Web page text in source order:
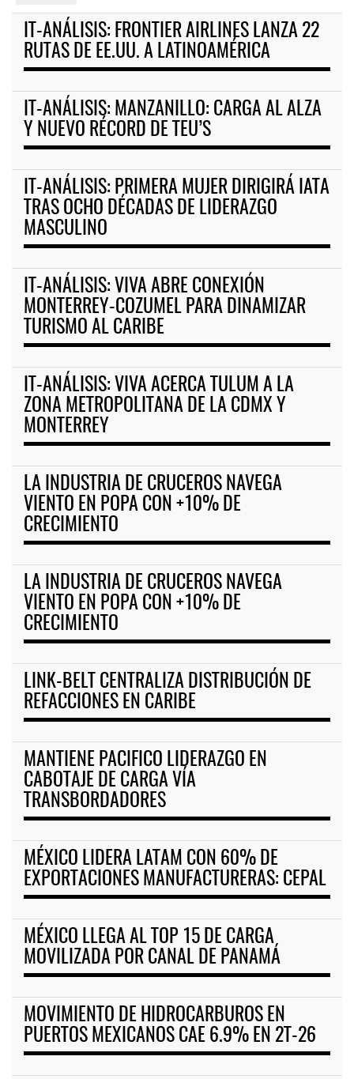
IT-ANÁLISIS: FRONTIER AIRLINES LANZA 22
RUTAS DE EE.UU. A LATINOAMÉRICA
IT-ANÁLISIS: MANZANILLO: CARGA AL ALZA
Y NUEVO RÉCORD DE TEU’S
IT-ANÁLISIS: PRIMERA MUJER DIRIGIRÁ IATA
TRAS OCHO DÉCADAS DE LIDERAZGO
MASCULINO
IT-ANÁLISIS: VIVA ABRE CONEXIÓN
MONTERREY-COZUMEL PARA DINAMIZAR
TURISMO AL CARIBE
IT-ANÁLISIS: VIVA ACERCA TULUM A LA
ZONA METROPOLITANA DE LA CDMX Y
MONTERREY
LA INDUSTRIA DE CRUCEROS NAVEGA
VIENTO EN POPA CON +10% DE
CRECIMIENTO
LA INDUSTRIA DE CRUCEROS NAVEGA
VIENTO EN POPA CON +10% DE
CRECIMIENTO
LINK-BELT CENTRALIZA DISTRIBUCIÓN DE
REFACCIONES EN CARIBE
MANTIENE PACIFICO LIDERAZGO EN
CABOTAJE DE CARGA VÍA
TRANSBORDADORES
MÉXICO LIDERA LATAM CON 60% DE
EXPORTACIONES MANUFACTURERAS: CEPAL
MÉXICO LLEGA AL TOP 15 DE CARGA
MOVILIZADA POR CANAL DE PANAMÁ
MOVIMIENTO DE HIDROCARBUROS EN
PUERTOS MEXICANOS CAE 6.9% EN 2T-26